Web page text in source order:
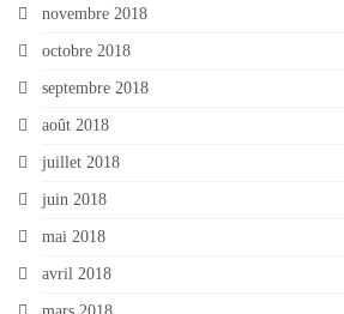
novembre 2018
octobre 2018
septembre 2018
août 2018
juillet 2018
juin 2018
mai 2018
avril 2018